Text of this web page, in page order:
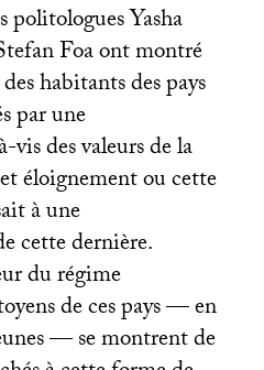
politologues Yasha
Foa ont montré
habitants des pays
par une
vis des valeurs de la
éloignement ou cette
à une
cette dernière.
du régime
de ces pays — en
— se montrent de